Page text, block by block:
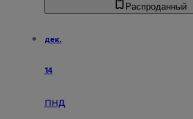
Распроданный
дек.
14
пнд